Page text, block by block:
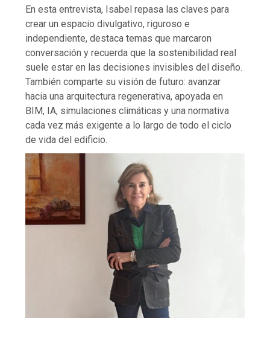
En esta entrevista, Isabel repasa las claves para
crear un espacio divulgativo, riguroso e
independiente, destaca temas que marcaron
conversación y recuerda que la sostenibilidad real
suele estar en las decisiones invisibles del diseño.
También comparte su visión de futuro: avanzar
hacia una arquitectura regenerativa, apoyada en
BIM, IA, simulaciones climáticas y una normativa
cada vez más exigente a lo largo de todo el ciclo
de vida del edificio.